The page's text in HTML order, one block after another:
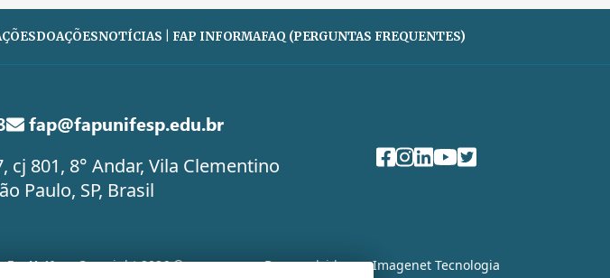
DOAÇÕESNOTÍCIAS | FAP INFORMAFAQ (PERGUNTAS FREQUENTES)
fap@fapunifesp.edu.br
cj 801, 8° Andar, Vila Clementino
Paulo, SP, Brasil
-FapUnifespCopyright 2026 © Desenvolvido por Imagenet Tecnologia